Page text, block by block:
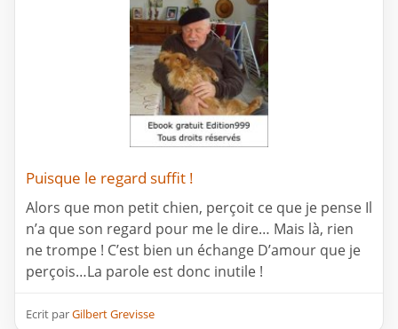
Puisque le regard suffit !
Alors que mon petit chien, perçoit ce que je pense Il
n’a que son regard pour me le dire… Mais là, rien
ne trompe ! C’est bien un échange D’amour que je
perçois…La parole est donc inutile !
Ecrit parGilbert Grevisse